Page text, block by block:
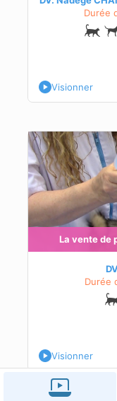
Durée
Visionner
La vente de
Durée
Visionner